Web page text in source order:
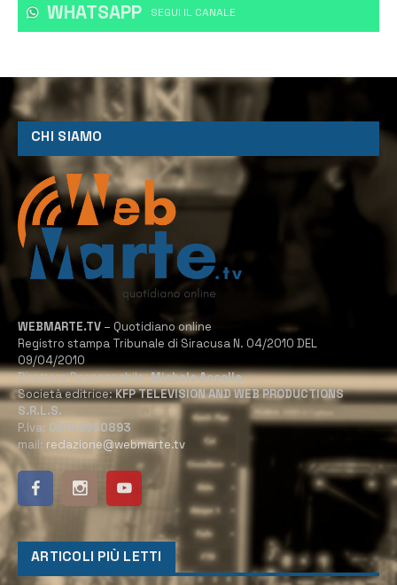
WHATSAPP ‎SEGUI IL CANALE
CHI SIAMO
WEBMARTE.TV – Quotidiano online
Registro stampa Tribunale di Siracusa N. 04/2010 DEL
09/04/2010
Direttore Responsabile:Michele Accolla
Società editrice:KFP TELEVISION AND WEB PRODUCTIONS
S.R.L.S.
P.Iva: 02184950893
mail: redazione@webmarte.tv
ARTICOLI PIÙ LETTI